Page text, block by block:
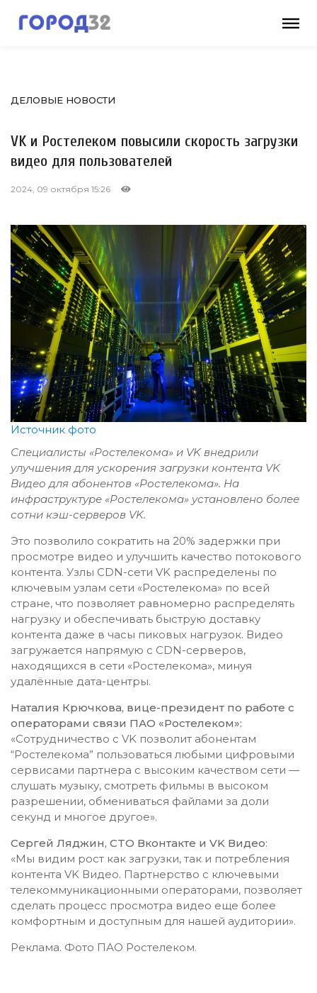
ДЕЛОВЫЕ НОВОСТИ
VK и Ростелеком повысили скорость загрузки
видео для пользователей
2024, 09 октября 15:26
Источник фото
Специалисты «Ростелекома» и VK внедрили
улучшения для ускорения загрузки контента VK
Видео для абонентов «Ростелекома». На
инфраструктуре «Ростелекома» установлено более
сотни кэш-серверов VK.
Это позволило сократить на 20% задержки при
просмотре видео и улучшить качество потокового
контента. Узлы CDN-сети VK распределены по
ключевым узлам сети «Ростелекома» по всей
стране, что позволяет равномерно распределять
нагрузку и обеспечивать быструю доставку
контента даже в часы пиковых нагрузок. Видео
загружается напрямую с CDN-серверов,
находящихся в сети «Ростелекома», минуя
удалённые дата-центры.
Наталия Крючкова, вице-президент по работе с
операторами связи ПАО «Ростелеком»:
«Сотрудничество с VK позволит абонентам
“Ростелекома” пользоваться любыми цифровыми
сервисами партнера с высоким качеством сети —
слушать музыку, смотреть фильмы в высоком
разрешении, обмениваться файлами за доли
секунд и многое другое».
Сергей Ляджин, CTO Вконтакте и VK Видео:
«Мы видим рост как загрузки, так и потребления
контента VK Видео. Партнерство с ключевыми
телекоммуникационными операторами, позволяет
сделать процесс просмотра видео еще более
комфортным и доступным для нашей аудитории».
Реклама. Фото ПАО Ростелеком.